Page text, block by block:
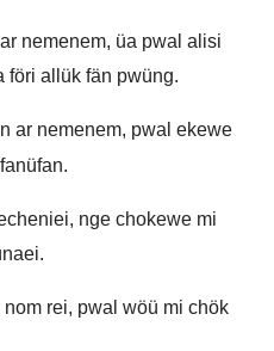
nemenem, üa pwal alisi
föri allük fän pwüng.
ar nemenem, pwal ekewe
nge chokewe mi
rei, pwal wöü mi chök